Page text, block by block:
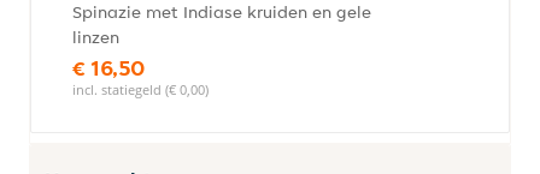
Spinazie met Indiase kruiden en gele
linzen
€ 16,50
incl. statiegeld (€ 0,00)